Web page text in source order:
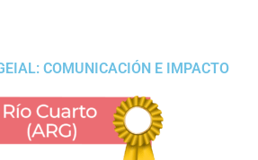
COMUNICACIÓN E IMPACTO